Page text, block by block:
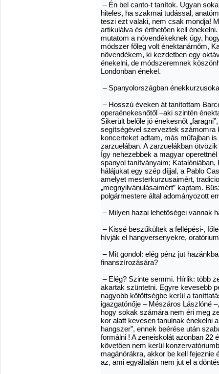
– Én bel canto-t tanítok. Ugyan
hiteles, ha szakmai tudással,
teszi ezt valaki, nem csak mondja!
artikulálva és érthetően kell
mutatom a növendékeknek úgy,
módszer főleg volt énektanárnőm,
növendékem, ki kezdetben egy
énekelni, de módszeremnek
Londonban énekel.
– Spanyolországban
– Hosszú éveken át tanítottam
operaénekesnőtől –aki szintén
Sikerült belőle jó énekesnőt
segítségével szerveztek
koncerteket adtam, más műfajban
zarzuelában. A zarzuelákban
Így nehezebbek a magyar
spanyol tanítványaim;
hálájukat egy szép díjjal, a Pablo
amelyet mesterkurzusaimért,
„megnyilvánulásaimért” kaptam.
polgármestere által adományozott
– Milyen hazai lehetőségei vannak
– Kissé beszűkültek a fellépési-,
hívják el hangversenyekre,
– Mit gondol: elég pénz jut
finanszírozására?
– Elég? Szinte semmi. Hírlik: több
akartak szüntetni. Egyre kevesebb
nagyobb kötöttségbe kerül a
igazgatónője – Mészáros Lászlóné
hogy sokak számára nem éri meg
kor alatt kevesen tanulnak énekelni
hangszer”, ennek beérése után
formálni ! A zeneiskolát azonban 22
követően nem kerül
magánórákra, akkor be kell fejeznie
az, ami egyáltalán nem jut el a